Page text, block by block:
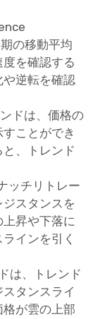
の移動平均
を確認する
や逆転を確認
ドは、価格の
ことができ
、トレンド
ッチリトレー
スタンスを
昇や下落に
インを引く
は、トレンド
タンスライ
が雲の上部